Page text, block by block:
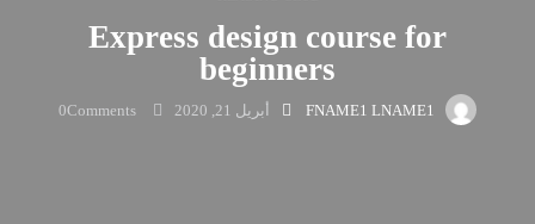
Express design course for
beginners
FNAME1 LNAME1 أبريل 21, 2020 0Comments